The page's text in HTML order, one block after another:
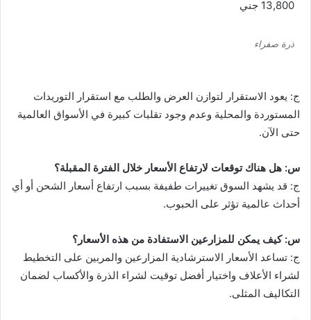
ذرة صفراء
ج: يعود الاستقرار لتوازن العرض والطلب مع استقرار التوريدات
المستوردة والمحلية وعدم وجود تقلبات كبيرة في الأسواق العالمية
حتى الآن.
س: هل هناك توقعات لارتفاع الأسعار خلال الفترة المقبلة؟
ج: قد يشهد السوق تغييرات طفيفة بسبب ارتفاع أسعار الشحن أو أي
أحداث عالمية تؤثر على الحبوب.
س: كيف يمكن للمزارعين الاستفادة من هذه الأسعار؟
ج: تساعد الأسعار الاسترشادية المزارعين والمربين على التخطيط
لشراء الأعلاف واختيار أفضل توقيت لشراء الذرة والأكساب لضمان
التكاليف المثلى.